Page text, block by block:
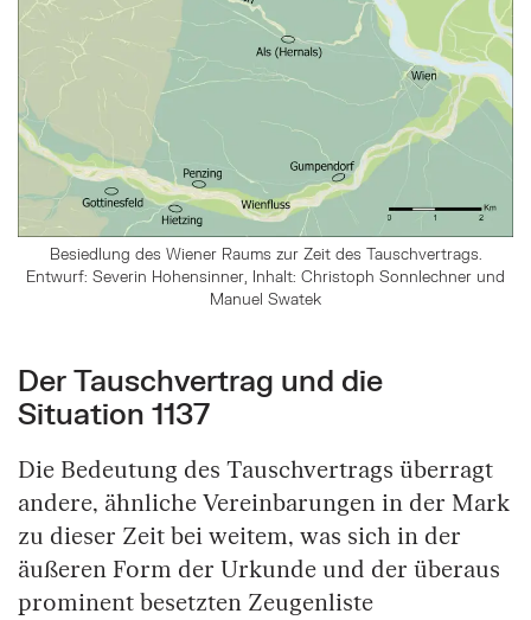
Besiedlung des Wiener Raums zur Zeit des Tauschvertrags.
Entwurf: Severin Hohensinner, Inhalt: Christoph Sonnlechner und
Manuel Swatek
Der Tauschvertrag und die
Situation 1137
Die Bedeutung des Tauschvertrags überragt
andere, ähnliche Vereinbarungen in der Mark
zu dieser Zeit bei weitem, was sich in der
äußeren Form der Urkunde und der überaus
prominent besetzten Zeugenliste